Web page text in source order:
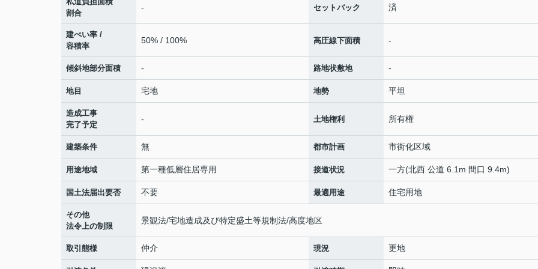
割合
- セットバック 済
建ぺい率 /
容積率
50% / 100% 高圧線下面積 -
傾斜地部分面積 - 路地状敷地 -
地目 宅地 地勢 平坦
造成工事
完了予定
- 土地権利 所有権
建築条件 無 都市計画 市街化区域
用途地域 第一種低層住居専用 接道状況 一方(北西 公道 6.1m 間口 9.4m)
国土法届出要否 不要 最適用途 住宅用地
その他
法令上の制限
景観法/宅地造成及び特定盛土等規制法/高度地区
取引態様 仲介 現況 更地